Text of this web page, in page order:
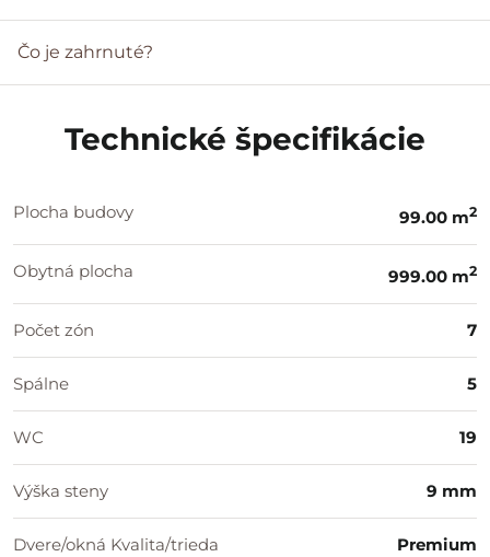
Čo je zahrnuté?
Technické špecifikácie
Plocha budovy 99.00 m2
Obytná plocha 999.00 m2
Počet zón 7
Spálne 5
WC 19
Výška steny 9 mm
Dvere/okná Kvalita/trieda Premium